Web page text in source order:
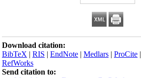
Download citation:
BibTeX |RIS |EndNote |Medlars |ProCite
RefWorks
Send citation to: